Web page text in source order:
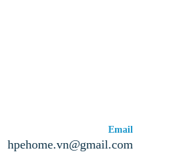
Email
hpehome.vn@gmail.com